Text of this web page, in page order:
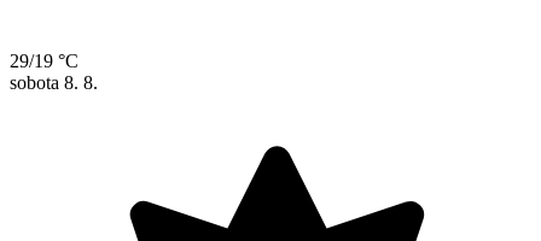
29/19 °C
sobota 8. 8.